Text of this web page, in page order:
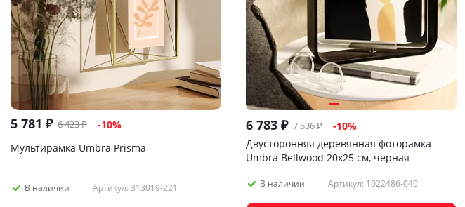
5 781 ₽ 6 423₽ -10%
Мультирамка Umbra Prisma
В наличии Артикул: 313019-221
6 783₽ 7 536₽ -10%
Двусторонняя деревянная фоторамка
Umbra Bellwood 20х25 см, черная
В наличии Артикул: 1022486-040